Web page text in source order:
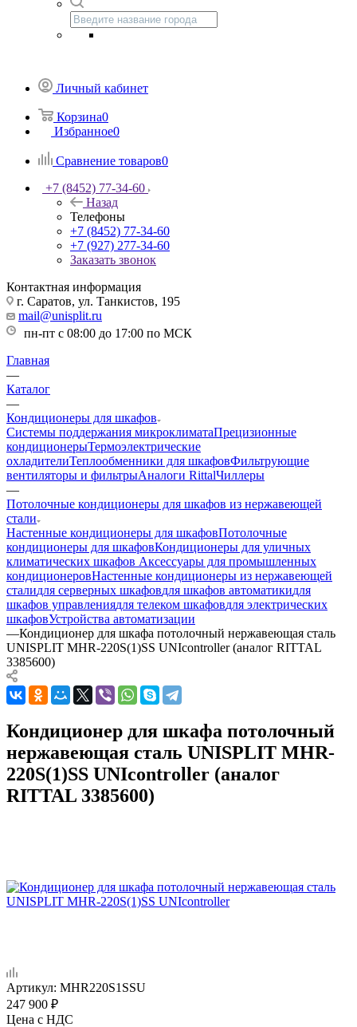
Личный кабинет
Корзина0
Избранное0
Сравнение товаров0
+7 (8452) 77-34-60
Назад
Телефоны
+7 (8452) 77-34-60
+7 (927) 277-34-60
Заказать звонок
Контактная информация
г. Саратов, ул. Танкистов, 195
mail@unisplit.ru
пн-пт с 08:00 до 17:00 по МСК
Главная
—
Каталог
—
Кондиционеры для шкафов
Системы поддержания микроклиматаПрецизионные
кондиционерыТермоэлектрические
охладителиТеплообменники для шкафовФильтрующие
вентиляторы и фильтрыАналоги RittalЧиллеры
—
Потолочные кондиционеры для шкафов из нержавеющей
стали
Настенные кондиционеры для шкафовПотолочные
кондиционеры для шкафовКондиционеры для уличных
климатических шкафов Аксессуары для промышленных
кондиционеровНастенные кондиционеры из нержавеющей
сталидля серверных шкафовдля шкафов автоматикидля
шкафов управлениядля телеком шкафовдля электрических
шкафовУстройства автоматизации
—Кондиционер для шкафа потолочный нержавеющая сталь
UNISPLIT MHR-220S(1)SS UNIcontroller (аналог RITTAL
3385600)
Кондиционер для шкафа потолочный
нержавеющая сталь UNISPLIT MHR-
220S(1)SS UNIcontroller (аналог
RITTAL 3385600)
Артикул: MHR220S1SSU
247 900 ₽
Цена с НДС